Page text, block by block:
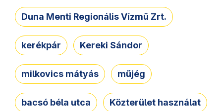
Duna Menti Regionális Vízmű Zrt.
kerékpár Kereki Sándor
milkovics mátyás műjég
bacsó béla utca Közterület használat